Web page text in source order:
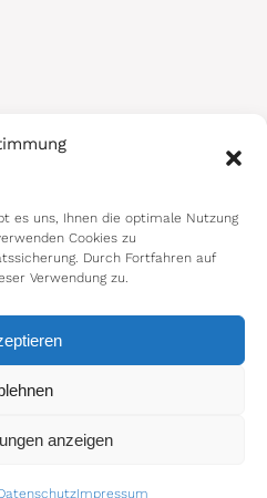
es uns, Ihnen die optimale Nutzung
Cookies zu
Durch Fortfahren auf
Verwendung zu.
anzeigen
Impressum
für Arbeit,